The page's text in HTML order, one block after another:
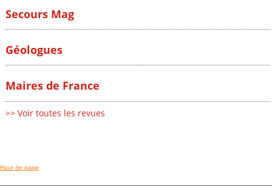
Secours Mag
Géologues
Maires de France
>> Voir toutes les revues
Haut de page